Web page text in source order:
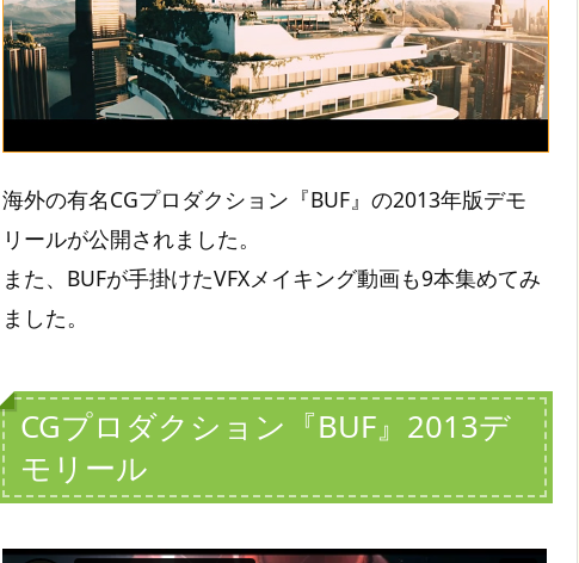
海外の有名CGプロダクション『BUF』の2013年版デモ
リールが公開されました。
また、BUFが手掛けたVFXメイキング動画も9本集めてみ
ました。
CGプロダクション『BUF』2013デ
モリール